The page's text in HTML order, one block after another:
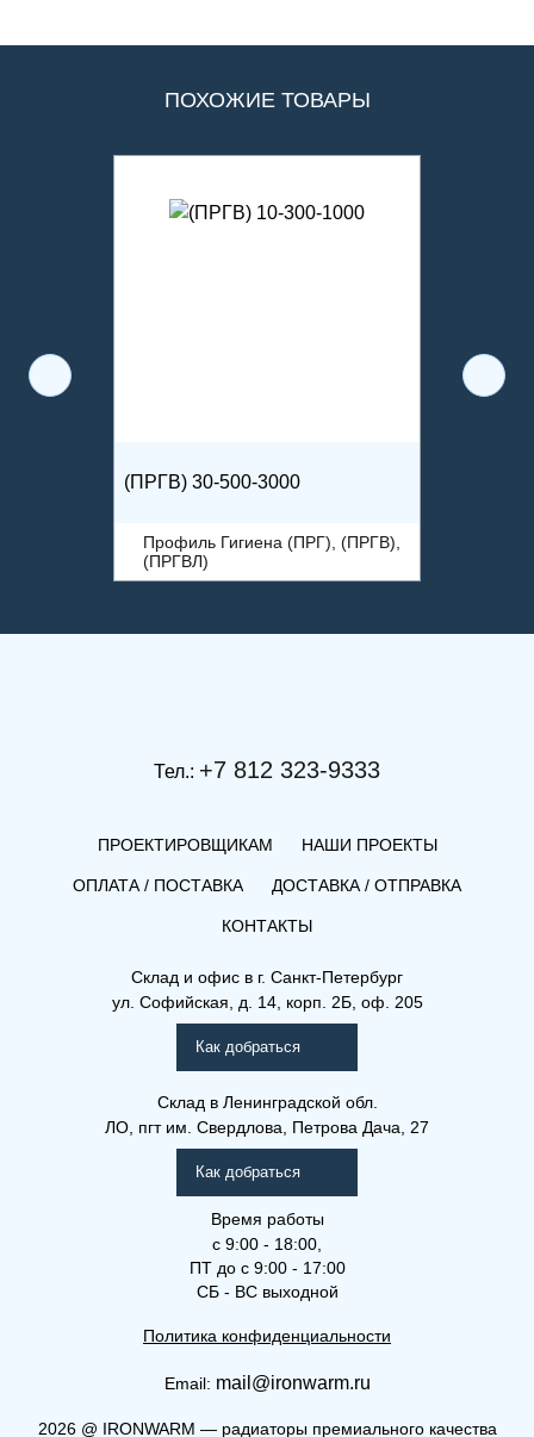
ПОХОЖИЕ ТОВАРЫ
(ПРГВ) 30-500-3000
Профиль Гигиена (ПРГ), (ПРГВ),
(ПРГВЛ)
Профиль Гигиена (ПРГ), (ПРГВ),
(ПРГ) 30-600-2800
Тел.: +7 812 323-9333
ПРОЕКТИРОВЩИКАМ НАШИ ПРОЕКТЫ
ОПЛАТА / ПОСТАВКА ДОСТАВКА / ОТПРАВКА
КОНТАКТЫ
Склад и офис в г. Санкт-Петербург
ул. Софийская, д. 14, корп. 2Б, оф. 205
Как добраться
Склад в Ленинградской обл.
ЛО, пгт им. Свердлова, Петрова Дача, 27
Как добраться
Время работы
с 9:00 - 18:00,
ПТ до с 9:00 - 17:00
СБ - ВС выходной
Политика конфиденциальности
Email: mail@ironwarm.ru
2026@ IRONWARM — радиаторы премиального качества